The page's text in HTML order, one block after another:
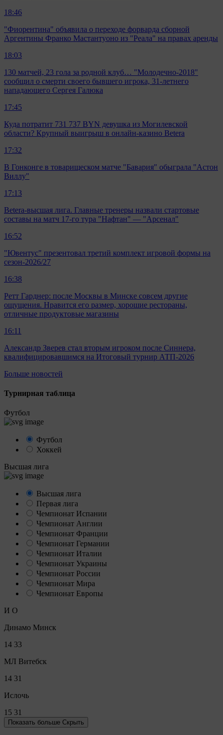
18:46
"Фиорентина" объявила о переходе форварда сборной
Аргентины Франко Мастантуоно из "Реала" на правах аренды
18:03
130 матчей, 23 гола за родной клуб… "Молодечно-2018"
сообщил о смерти своего бывшего игрока, 31-летнего
нападающего Сергея Галюка
17:45
Куда потратит 731 737 BYN девушка из Могилевской
области? Крупный выигрыш в онлайн-казино Betera
17:32
В Гонконге в товарищеском матче "Бавария" обыграла "Астон
Виллу"
17:13
Betera-высшая лига. Главные тренеры назвали стартовые
составы на матч 17-го тура "Нафтан" — "Арсенал"
16:52
"Ювентус" презентовал третий комплект игровой формы на
сезон-2026/27
16:38
Ретт Гарднер: после Москвы в Минске совсем другие
ощущения. Нравится его размер, хорошие рестораны,
отличные продуктовые магазины
16:11
Александр Зверев стал вторым игроком после Синнера,
квалифицировавшимся на Итоговый турнир АТП-2026
Больше новостей
Турнирная таблица
Футбол
Футбол
Хоккей
Высшая лига
Высшая лига
Первая лига
Чемпионат Испании
Чемпионат Англии
Чемпионат Франции
Чемпионат Германии
Чемпионат Италии
Чемпионат Украины
Чемпионат России
Чемпионат Мира
Чемпионат Европы
И О
Динамо Минск
14 33
МЛ Витебск
14 31
Ислочь
15 31
Показать больше Скрыть